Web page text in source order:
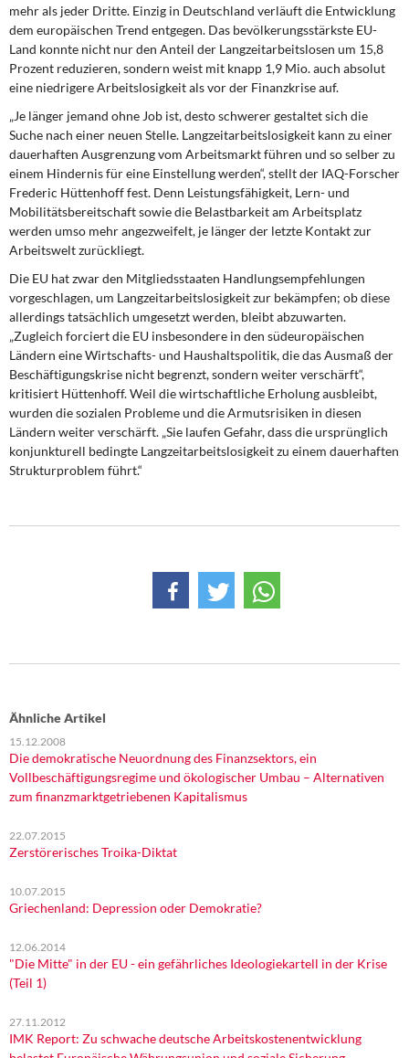
Rosa-Luxemburg-Stiftung
Über mich
Kontakt
mehr als jeder Dritte. Einzig in Deutschland verläuft die Entwicklung
dem europäischen Trend entgegen. Das bevölkerungsstärkste EU-
Land konnte nicht nur den Anteil der Langzeitarbeitslosen um 15,8
Prozent reduzieren, sondern weist mit knapp 1,9 Mio. auch absolut
eine niedrigere Arbeitslosigkeit als vor der Finanzkrise auf.
„Je länger jemand ohne Job ist, desto schwerer gestaltet sich die
Suche nach einer neuen Stelle. Langzeitarbeitslosigkeit kann zu einer
dauerhaften Ausgrenzung vom Arbeitsmarkt führen und so selber zu
einem Hindernis für eine Einstellung werden“, stellt der IAQ-Forscher
Frederic Hüttenhoff fest. Denn Leistungsfähigkeit, Lern- und
Mobilitätsbereitschaft sowie die Belastbarkeit am Arbeitsplatz
werden umso mehr angezweifelt, je länger der letzte Kontakt zur
Arbeitswelt zurückliegt.
Die EU hat zwar den Mitgliedsstaaten Handlungsempfehlungen
vorgeschlagen, um Langzeitarbeitslosigkeit zur bekämpfen; ob diese
allerdings tatsächlich umgesetzt werden, bleibt abzuwarten.
„Zugleich forciert die EU insbesondere in den südeuropäischen
Ländern eine Wirtschafts- und Haushaltspolitik, die das Ausmaß der
Beschäftigungskrise nicht begrenzt, sondern weiter verschärft“,
kritisiert Hüttenhoff. Weil die wirtschaftliche Erholung ausbleibt,
wurden die sozialen Probleme und die Armutsrisiken in diesen
Ländern weiter verschärft. „Sie laufen Gefahr, dass die ursprünglich
konjunkturell bedingte Langzeitarbeitslosigkeit zu einem dauerhaften
Strukturproblem führt.“
Ähnliche Artikel
15.12.2008
Die demokratische Neuordnung des Finanzsektors, ein
Vollbeschäftigungsregime und ökologischer Umbau – Alternativen
zum finanzmarktgetriebenen Kapitalismus
22.07.2015
Zerstörerisches Troika-Diktat
10.07.2015
Griechenland: Depression oder Demokratie?
12.06.2014
"Die Mitte" in der EU - ein gefährliches Ideologiekartell in der Krise
(Teil 1)
27.11.2012
IMK Report: Zu schwache deutsche Arbeitskostenentwicklung